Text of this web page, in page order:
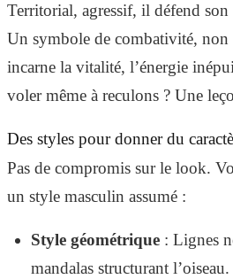
Territorial, agressif, il défend son
Un symbole de combativité,
incarne la vitalité, l’énergie
voler même à reculons ? Une
Des styles pour donner du
Pas de compromis sur le look.
un style masculin assumé :
Style géométrique: Lignes
mandalas structurant